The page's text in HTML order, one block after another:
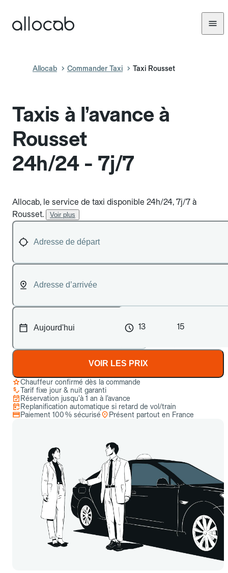
Allocab Commander Taxi Taxi Rousset
Taxis à l’avance à
Rousset
24h/24 - 7j/7
Allocab, le service de taxi disponible 24h/24, 7j/7 à
Rousset.
Voir plus
13 15
VOIR LES PRIX
Chauffeur confirmé dès la commande
Tarif fixe jour & nuit garanti
Réservation jusqu’à 1 an à l’avance
Replanification automatique si retard de vol/train
Paiement 100 % sécurisé
Présent partout en France